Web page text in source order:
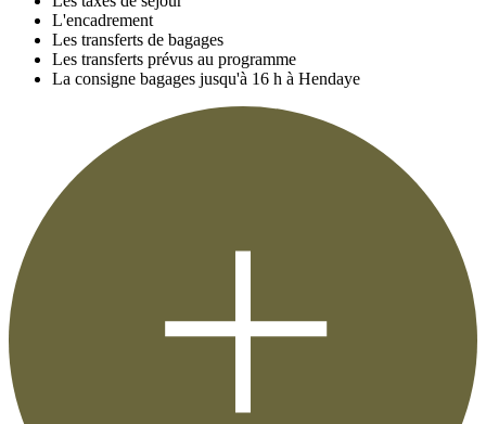
L'encadrement
Les transferts de bagages
Les transferts prévus au programme
La consigne bagages jusqu'à 16 h à Hendaye